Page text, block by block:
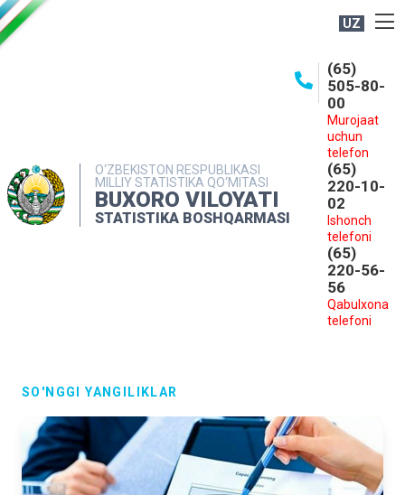
UZ
O‘ZBEKISTON RESPUBLIKASI
MILLIY STATISTIKA QO‘MITASI
BUXORO VILOYATI
STATISTIKA BOSHQARMASI
(65)
505-80-
00
Murojaat
uchun
telefon
(65)
220-10-
02
Ishonch
telefoni
(65)
220-56-
56
Qabulxona
telefoni
MATBUOT XIZMATI
MUROJAATLAR
SO'NGGI YANGILIKLAR